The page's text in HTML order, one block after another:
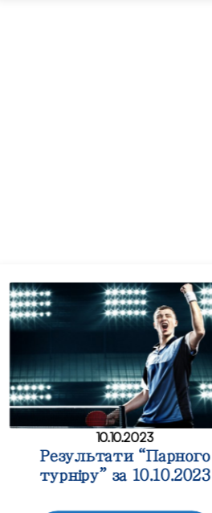
10.10.2023
Результати “Парного
турніру” за 10.10.2023